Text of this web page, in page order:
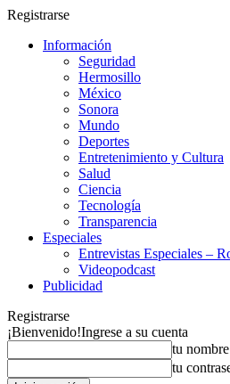
Registrarse
Información
Seguridad
Hermosillo
México
Sonora
Mundo
Deportes
Entretenimiento y Cultura
Salud
Ciencia
Tecnología
Transparencia
Especiales
Entrevistas Especiales –
Videopodcast
Publicidad
Registrarse
¡Bienvenido!Ingrese a su cuenta
tu
tu